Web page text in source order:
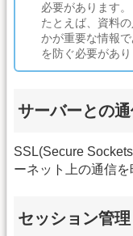
必要があります。
たとえば、資料
かが重要な情報
を防ぐ必要があり
サーバーとの
SSL(Secure
ーネット上の通信を
セッション管理